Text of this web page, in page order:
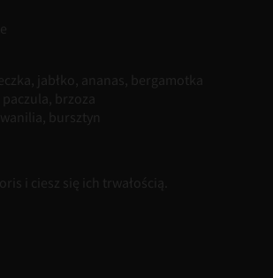
jabłko, ananas, bergamotka
brzoza
bursztyn
i ciesz się ich trwałością.